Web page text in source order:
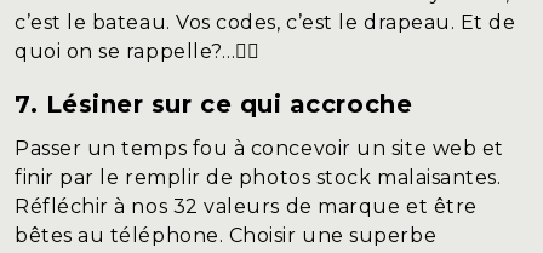
c’est le bateau. Vos codes, c’est le drapeau. Et de
quoi on se rappelle?…🏴‍☠️
7. Lésiner sur ce qui accroche
Passer un temps fou à concevoir un site web et
finir par le remplir de photos stock malaisantes.
Réfléchir à nos 32 valeurs de marque et être
bêtes au téléphone. Choisir une superbe